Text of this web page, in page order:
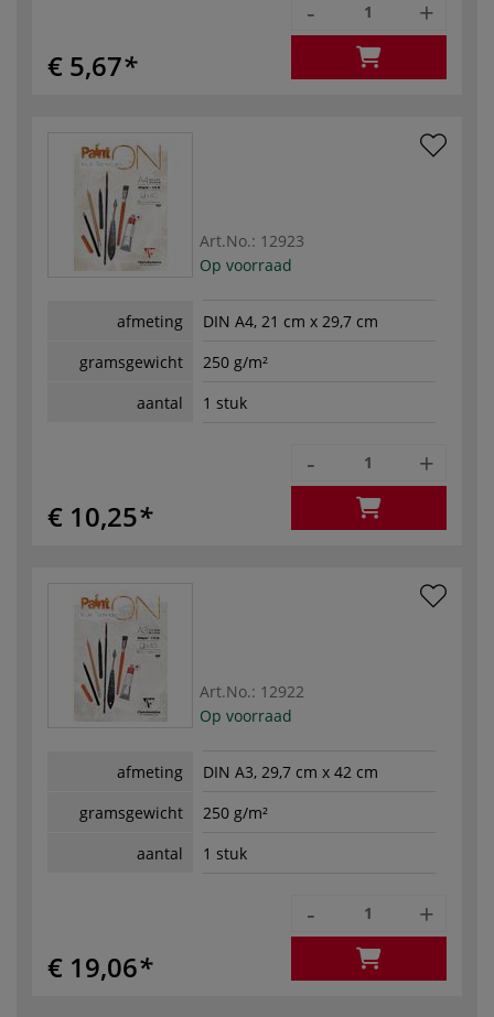
€ 5,67
- +
Art.No.: 12923
Op voorraad
afmeting
DIN A4, 21 cm x 29,7 cm
gramsgewicht
250 g/m²
aantal
1 stuk
€ 10,25
- +
Art.No.: 12922
Op voorraad
afmeting
DIN A3, 29,7 cm x 42 cm
gramsgewicht
250 g/m²
aantal
1 stuk
€ 19,06
- +